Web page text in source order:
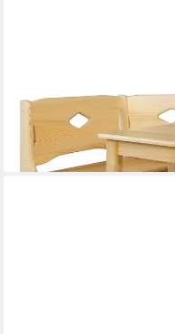
856,00 €
UVP 1.100,00 €
-22%
lieferbar in 9 Wochen